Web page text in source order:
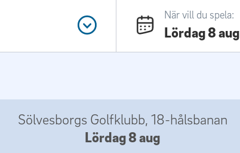
När vill du spela:
Lördag 8 aug
Sölvesborgs Golfklubb, 18-hålsbanan
Lördag 8 aug